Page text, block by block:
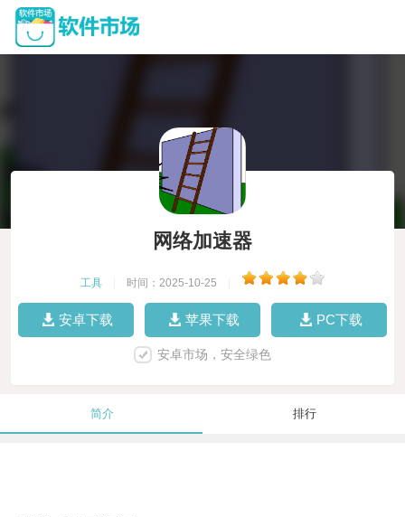
网络加速器
工具 时间：2025-10-25
安卓下载 苹果下载 PC下载
安卓市场，安全绿色
简介 排行